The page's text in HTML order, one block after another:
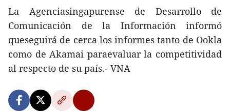
La Agenciasingapurense de Desarrollo de
Comunicación de la Información informó
queseguirá de cerca los informes tanto de Ookla
como de Akamai paraevaluar la competitividad
al respecto de su país.- VNA